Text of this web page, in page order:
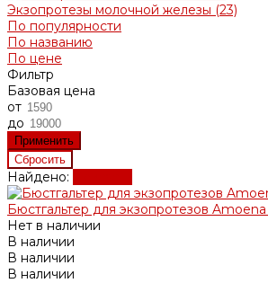
Экзопротезы молочной железы (23)
По популярности
По названию
По цене
Фильтр
Базовая цена
от
до
Найдено:
Бюстгальтер для экзопротезов
Нет в наличии
В наличии
В наличии
В наличии